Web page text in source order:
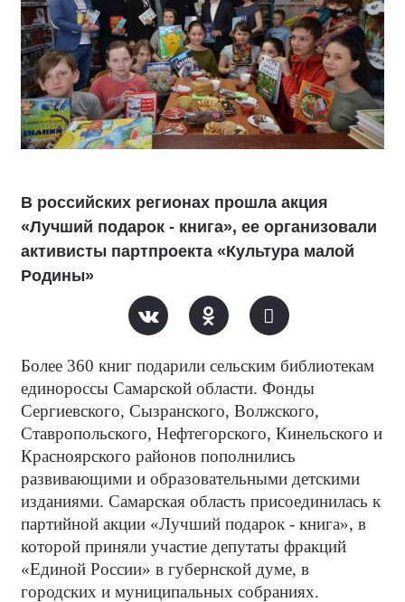
В российских регионах прошла акция
«Лучший подарок - книга», ее организовали
активисты партпроекта «Культура малой
Родины»
Более 360 книг подарили сельским библиотекам
единороссы Самарской области. Фонды
Сергиевского, Сызранского, Волжского,
Ставропольского, Нефтегорского, Кинельского и
Красноярского районов пополнились
развивающими и образовательными детскими
изданиями. Самарская область присоединилась к
партийной акции «Лучший подарок - книга», в
которой приняли участие депутаты фракций
«Единой России» в губернской думе, в
городских и муниципальных собраниях.